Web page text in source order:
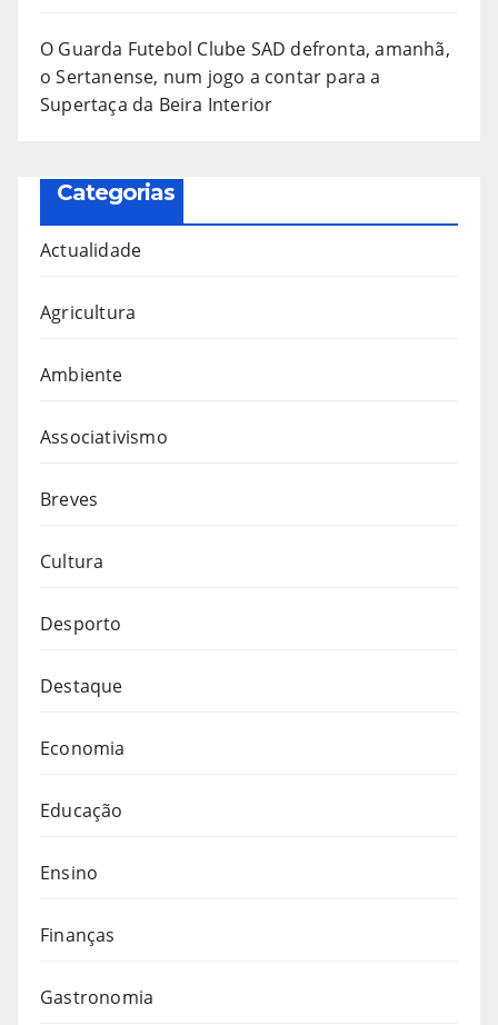
O Guarda Futebol Clube SAD defronta, amanhã,
o Sertanense, num jogo a contar para a
Supertaça da Beira Interior
Categorias
Actualidade
Agricultura
Ambiente
Associativismo
Breves
Cultura
Desporto
Destaque
Economia
Educação
Ensino
Finanças
Gastronomia